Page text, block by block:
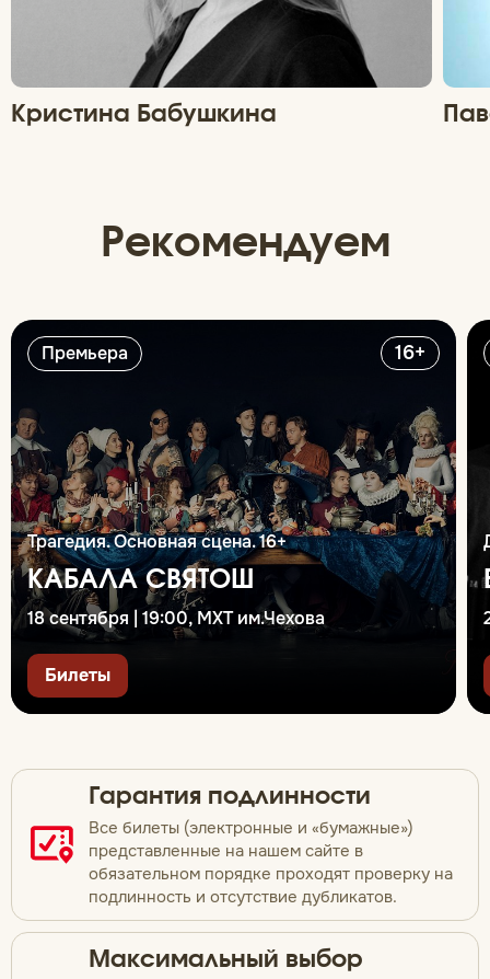
Кристина Бабушкина
Рекомендуем
Премьера 16+
Трагедия. Основная сцена. 16+
КАБАЛА СВЯТОШ
18 сентября | 19:00, МХТ им.Чехова
Билеты
Гарантия подлинности
Все билеты (электронные и «бумажные»)
представленные на нашем сайте в
обязательном порядке проходят проверку на
подлинность и отсутствие дубликатов.
Максимальный выбор